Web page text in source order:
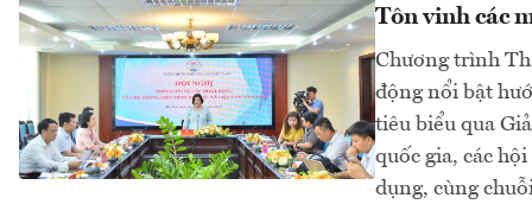
Tôn vinh các
Chương trình
động nổi bật
tiêu biểu qua
quốc gia, các
dụng, cùng